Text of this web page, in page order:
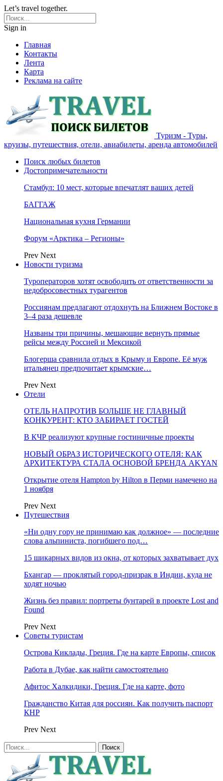
Let’s travel together.
Sign in
Главная
Контакты
Лента
Карта
Реклама на сайте
Туризм - Туры,
круизы, путешествия, отели, авиабилеты, аренда автомобилей
Поиск любых билетов
Достопримечательности
Стамбул: 10 мест, которые впечатлят ваших детей
БАГГАЖ
Национальная кухня Германии
Форум «Арктика – Регионы»
Prev Next
Новости туризма
Туроператоров хотят освободить от ответственности за
недобросовестных турагентов
Россиянам предлагают отдохнуть на Ближнем Востоке в
3–4 раза дешевле
Названы три причины, мешающие вернуть прямые
рейсы между Россией и Мексикой
Блогерша сравнила отдых в Крыму и Европе. Её муж
итальянец предпочитает крымские…
Prev Next
Отели
ОТЕЛЬ НАПРОТИВ БОЛЬШЕ НЕ ГЛАВНЫЙ
КОНКУРЕНТ: КТО ЗАБИРАЕТ ГОСТЕЙ
В КЧР реализуют крупные гостиничные проекты
НОВЫЙ ОБРАЗ ИСТОРИЧЕСКОГО ОТЕЛЯ: КАК
АРХИТЕКТУРА СТАЛА ОСНОВОЙ БРЕНДА AKYAN
Открытие отеля Hampton by Hilton в Перми намечено на
1 ноября
Prev Next
Путешествия
«Ни одну гору не принимаю как должное» — последние
слова альпиниста, погибшего под…
15 шикарных видов из окна, от которых захватывает дух
Бхангар — проклятый город-призрак в Индии, куда не
ходят ночью
Жизнь без правил: портреты бунтарей в проекте Lost and
Found
Prev Next
Советы туристам
Острова Киклады, Греция. Где на карте Европы, список
Работа в Дубае, как найти самостоятельно
Афитос Халкидики, Греция. Где на карте, фото
Гражданство Китая для россиян. Как получить паспорт
КНР
Prev Next